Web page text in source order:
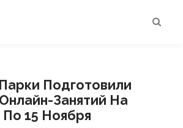
Подготовили
Занятий На
15 Ноября